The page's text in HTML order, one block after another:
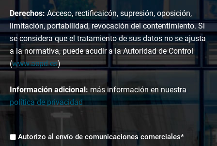
Derechos: Acceso, rectificaicón, supresión, oposición,
limitación, portabilidad, revocación del contentimiento. Si
se considera que el tratamiento de sus datos no se ajusta
a la normativa, puede acudir a la Autoridad de Control
(www.aepd.es)
Información adicional: más información en nuestra
política de privacidad
Envíos
Autorizo al envío de comunicaciones comerciales*